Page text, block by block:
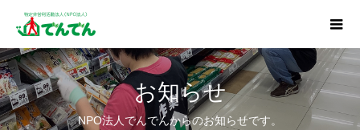
お知らせ
NPO法人でんでんからのお知らせです。